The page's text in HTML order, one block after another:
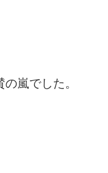
嵐でした。